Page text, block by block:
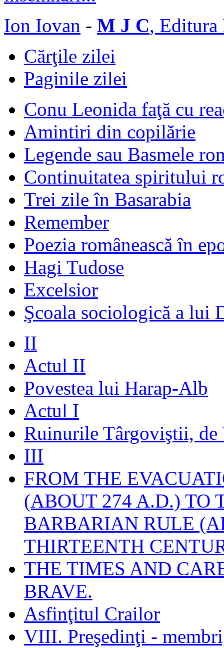
Ion Iovan - M J C, Editura
Cărţile zilei
Paginile zilei
Conu Leonida faţă cu
Amintiri din copilărie
Legende sau Basmele
Continuitatea spiritului
Trei zile în Basarabia
Remember
Poezia românească în
Hagi Tudose
Excelsior
Şcoala sociologică a lui
II
Actul II
Povestea lui Harap-Alb
Actul I
Ruinurile Târgoviştii, de
III
FROM THE
(ABOUT 274 A.D.) TO
BARBARIAN RULE
THIRTEENTH
THE TIMES AND
BRAVE.
Asfinţitul Crailor
VIII. Preşedinţi -